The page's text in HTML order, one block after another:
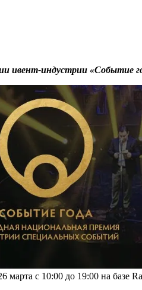
ивент-индустрии «Событие
марта с 10:00 до 19:00 на базе